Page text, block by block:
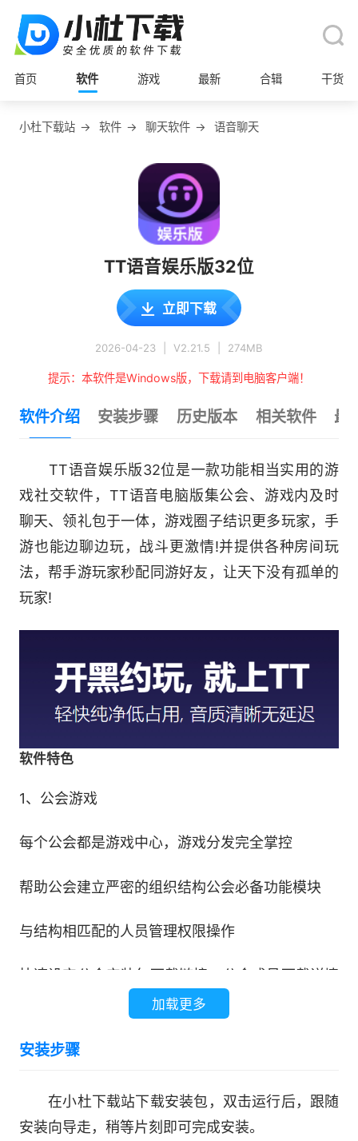
首页 软件 游戏 最新 合辑 干货
小杜下载站 → 软件 → 聊天软件 → 语音聊天
TT语音娱乐版32位
立即下载
2026-04-23 V2.21.5 274MB
提示：本软件是Windows版，下载请到电脑客户端！
软件介绍 安装步骤 历史版本 相关软件 最
TT语音娱乐版32位是一款功能相当实用的游
戏社交软件，TT语音电脑版集公会、游戏内及时
聊天、领礼包于一体，游戏圈子结识更多玩家，手
游也能边聊边玩，战斗更激情!并提供各种房间玩
法，帮手游玩家秒配同游好友，让天下没有孤单的
玩家!
软件特色
1、公会游戏
每个公会都是游戏中心，游戏分发完全掌控
帮助公会建立严密的组织结构公会必备功能模块
与结构相匹配的人员管理权限操作
快速设定公会安装包下载链接，公会成员下载详情
2、公会礼包
加载更多
安装步骤
在小杜下载站下载安装包，双击运行后，跟随
安装向导走，稍等片刻即可完成安装。